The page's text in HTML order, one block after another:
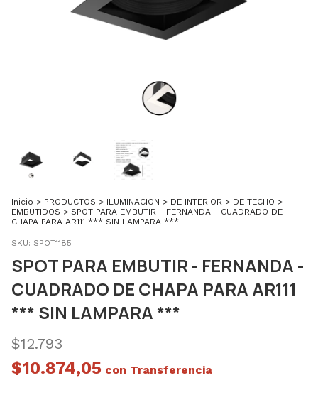
Inicio > PRODUCTOS > ILUMINACION > DE INTERIOR > DE TECHO >
EMBUTIDOS > SPOT PARA EMBUTIR - FERNANDA - CUADRADO DE
CHAPA PARA AR111 *** SIN LAMPARA ***
SKU: SPOT1185
SPOT PARA EMBUTIR - FERNANDA -
CUADRADO DE CHAPA PARA AR111
*** SIN LAMPARA ***
$12.793
$10.874,05 con